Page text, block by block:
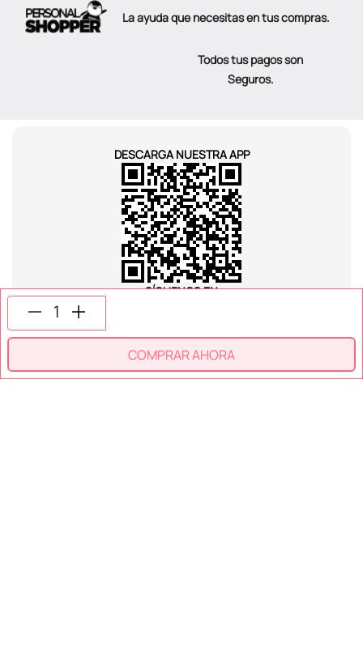
COMPRAR AHORA
La ayuda que necesitas en tus compras.
Todos tus pagos son
Seguros.
DESCARGA NUESTRA APP
SÍGUENOS EN